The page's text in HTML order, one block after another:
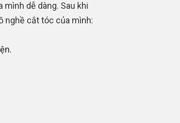
dễ dàng. Sau khi
nghề cắt tóc của mình: